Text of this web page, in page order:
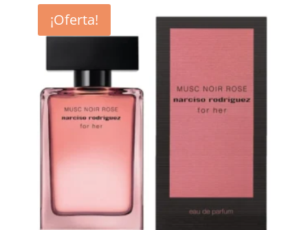
era:
$ 636.000.
¡Oferta!